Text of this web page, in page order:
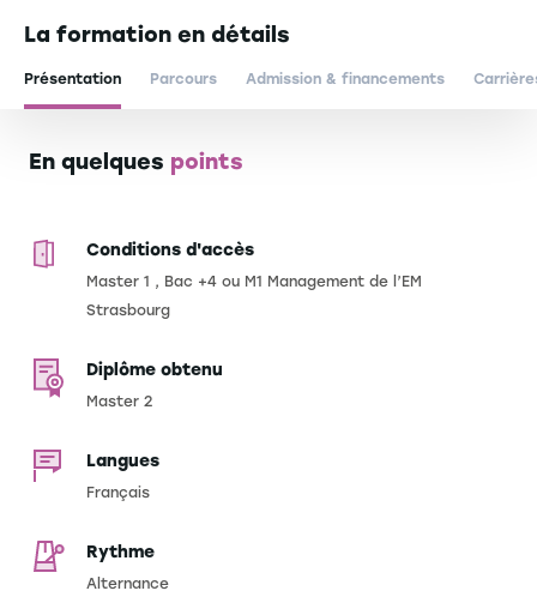
La formation en détails
Présentation Parcours Admission & financements
En quelques points
Conditions d'accès
Master 1 , Bac +4 ou M1 Management de l’EM
Strasbourg
Diplôme obtenu
Master 2
Langues
Français
Rythme
Alternance